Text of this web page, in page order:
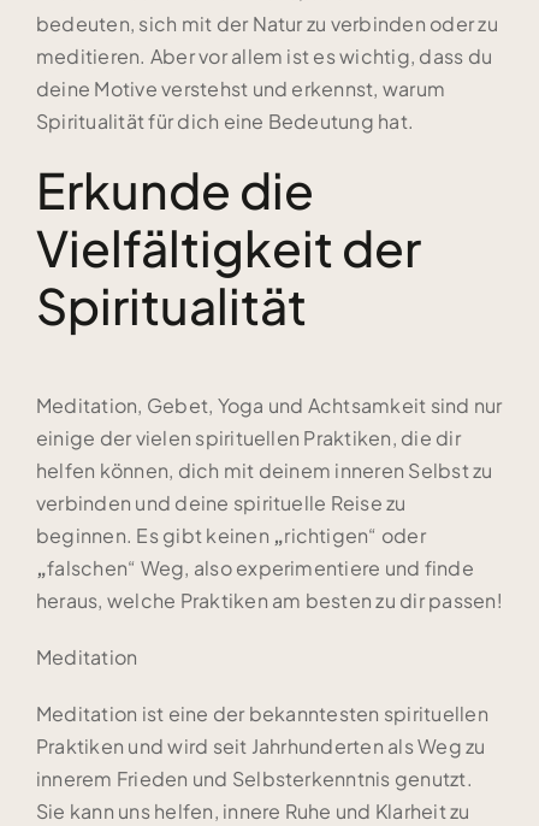
bedeuten, sich mit der Natur zu verbinden oder zu
meditieren. Aber vor allem ist es wichtig, dass du
deine Motive verstehst und erkennst, warum
Spiritualität für dich eine Bedeutung hat.
Erkunde die
Vielfältigkeit der
Spiritualität
Meditation, Gebet, Yoga und Achtsamkeit sind nur
einige der vielen spirituellen Praktiken, die dir
helfen können, dich mit deinem inneren Selbst zu
verbinden und deine spirituelle Reise zu
beginnen. Es gibt keinen „richtigen“ oder
„falschen“ Weg, also experimentiere und finde
heraus, welche Praktiken am besten zu dir passen!
Meditation
Meditation ist eine der bekanntesten spirituellen
Praktiken und wird seit Jahrhunderten als Weg zu
innerem Frieden und Selbsterkenntnis genutzt.
Sie kann uns helfen, innere Ruhe und Klarheit zu